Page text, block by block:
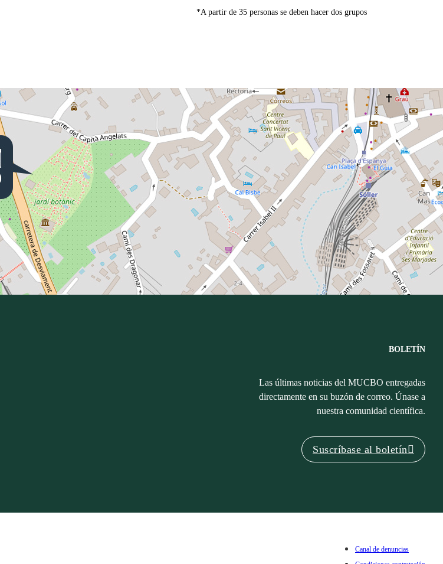
*A partir de 35 personas se deben hacer dos grupos
BOLETÍN
Las últimas noticias del MUCBO entregadas
directamente en su buzón de correo. Únase a
nuestra comunidad científica.
Suscríbase al boletín
Canal de denuncias